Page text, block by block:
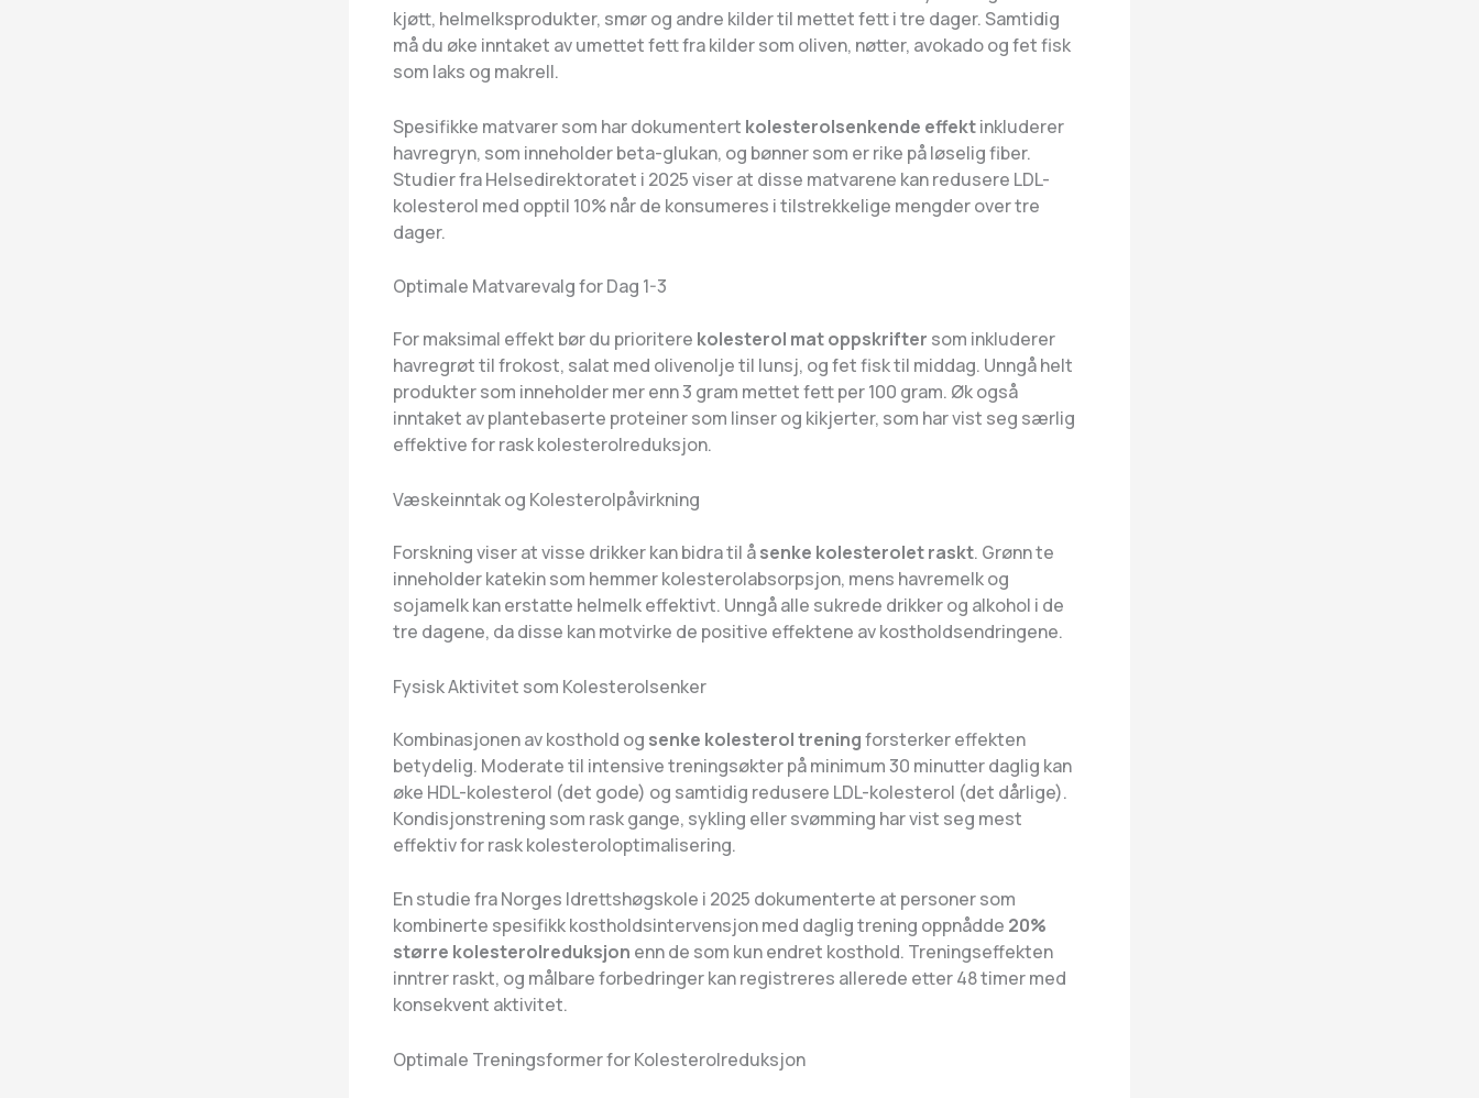
kjøtt, helmelksprodukter, smør og andre kilder til mettet fett i tre dager. Samtidig
må du øke inntaket av umettet fett fra kilder som oliven, nøtter, avokado og fet fisk
som laks og makrell.
Spesifikke matvarer som har dokumentert kolesterolsenkende effektinkluderer
havregryn, som inneholder beta-glukan, og bønner som er rike på løselig fiber.
Studier fra Helsedirektoratet i 2025 viser at disse matvarene kan redusere LDL-
kolesterol med opptil 10% når de konsumeres i tilstrekkelige mengder over tre
dager.
Optimale Matvarevalg for Dag 1-3
For maksimal effekt bør du prioritere kolesterol mat oppskrifter som inkluderer
havregrøt til frokost, salat med olivenolje til lunsj, og fet fisk til middag. Unngå helt
produkter som inneholder mer enn 3 gram mettet fett per 100 gram. Øk også
inntaket av plantebaserte proteiner som linser og kikjerter, som har vist seg særlig
effektive for rask kolesterolreduksjon.
Væskeinntak og Kolesterolpåvirkning
Forskning viser at visse drikker kan bidra til åsenke kolesterolet raskt. Grønn te
inneholder katekin som hemmer kolesterolabsorpsjon, mens havremelk og
sojamelk kan erstatte helmelk effektivt. Unngå alle sukrede drikker og alkohol i de
tre dagene, da disse kan motvirke de positive effektene av kostholdsendringene.
Fysisk Aktivitet som Kolesterolsenker
Kombinasjonen av kosthold og senke kolesterol treningforsterker effekten
betydelig. Moderate til intensive treningsøkter på minimum 30 minutter daglig kan
øke HDL-kolesterol (det gode) og samtidig redusere LDL-kolesterol (det dårlige).
Kondisjonstrening som rask gange, sykling eller svømming har vist seg mest
effektiv for rask kolesteroloptimalisering.
En studie fra Norges Idrettshøgskole i 2025 dokumenterte at personer som
kombinerte spesifikk kostholdsintervensjon med daglig trening oppnådde 20%
større kolesterolreduksjon enn de som kun endret kosthold. Treningseffekten
inntrer raskt, og målbare forbedringer kan registreres allerede etter 48 timer med
konsekvent aktivitet.
Optimale Treningsformer for Kolesterolreduksjon